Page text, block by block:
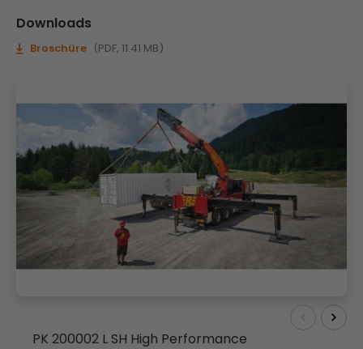
PK 200002 L SH High Performance
Downloads
Broschüre (PDF, 11.41 MB)